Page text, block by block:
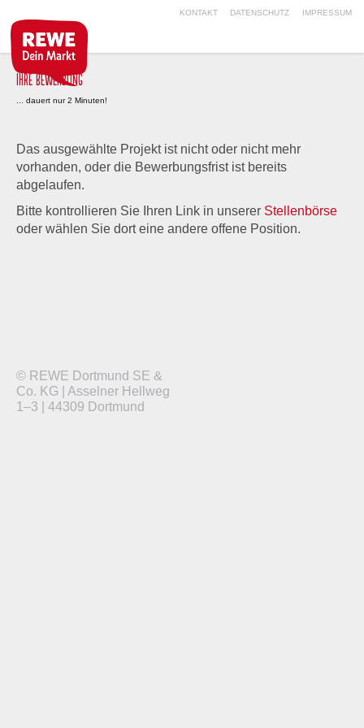
KONTAKT DATENSCHUTZ IMPRESSUM
IHRE BEWERBUNG
... dauert nur 2 Minuten!
Das ausgewählte Projekt ist nicht oder nicht mehr
vorhanden, oder die Bewerbungsfrist ist bereits
abgelaufen.
Bitte kontrollieren Sie Ihren Link in unserer Stellenbörse
oder wählen Sie dort eine andere offene Position.
© REWE Dortmund SE &
Co. KG | Asselner Hellweg
1–3 | 44309 Dortmund